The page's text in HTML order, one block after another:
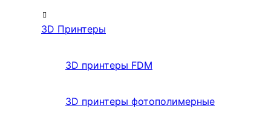
3D Принтеры
3D принтеры FDM
3D принтеры фотополимерные